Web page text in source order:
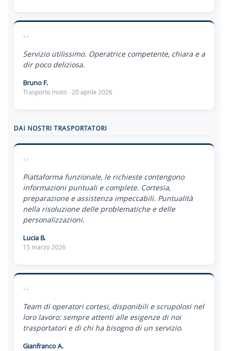
“
Servizio utilissimo. Operatrice competente, chiara e a
dir poco deliziosa.
Bruno F.
Trasporto moto · 20 aprile 2026
DAI NOSTRI TRASPORTATORI
“
Piattaforma funzionale, le richieste contengono
informazioni puntuali e complete. Cortesia,
preparazione e assistenza impeccabili. Puntualità
nella risoluzione delle problematiche e delle
personalizzazioni.
Lucia B.
15 marzo 2026
“
Team di operatori cortesi, disponibili e scrupolosi nel
loro lavoro: sempre attenti alle esigenze di noi
trasportatori e di chi ha bisogno di un servizio.
Gianfranco A.